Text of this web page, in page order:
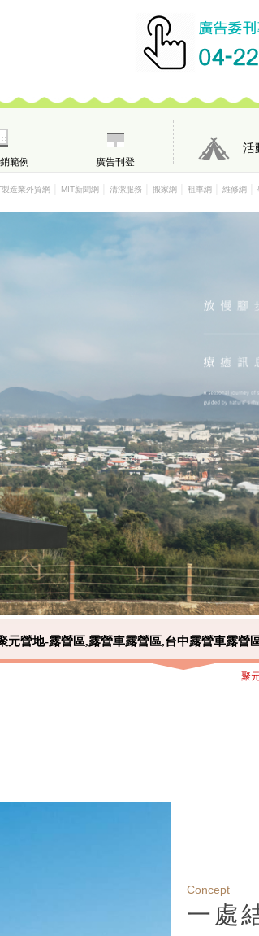
範例 廣告刊登
活
製造業外貿網 MIT新聞網 清潔服務 搬家網 租車網 維修網
元營地-露營區,露營車露營區,台中露營車露營
聚元營地-
Concept
一處